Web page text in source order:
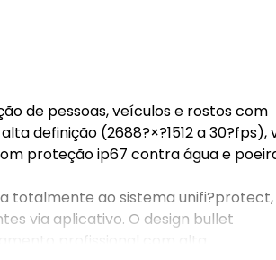
de pessoas, veículos e rostos com
definição (2688?×?1512 a 30?fps),
proteção ip67 contra água e
totalmente ao sistema unifi?protect,
via aplicativo. O design bullet
profissional com alta